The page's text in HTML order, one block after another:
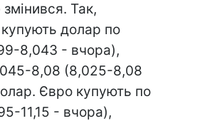
Так,
купують долар по
8,043 - вчора),
8,08 (8,025-8,08
Євро купують по
11,15 - вчора),